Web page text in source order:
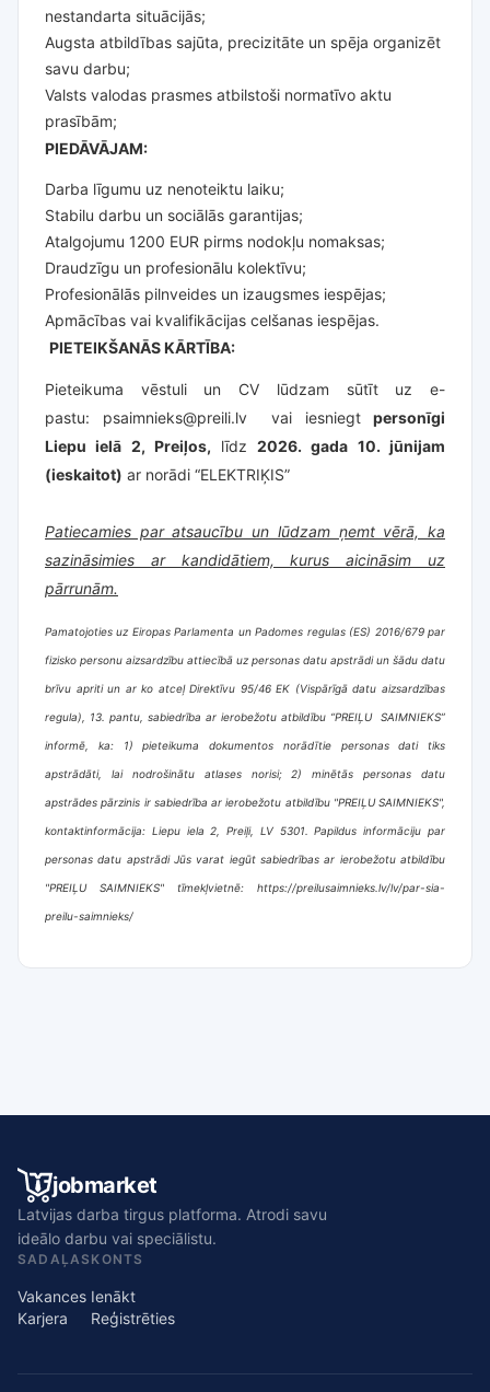
nestandarta situācijās;
Augsta atbildības sajūta, precizitāte un spēja organizēt
savu darbu;
Valsts valodas prasmes atbilstoši normatīvo aktu
prasībām;
PIEDĀVĀJAM:
Darba līgumu uz nenoteiktu laiku;
Stabilu darbu un sociālās garantijas;
Atalgojumu 1200 EUR pirms nodokļu nomaksas;
Draudzīgu un profesionālu kolektīvu;
Profesionālās pilnveides un izaugsmes iespējas;
Apmācības vai kvalifikācijas celšanas iespējas.
PIETEIKŠANĀS KĀRTĪBA:
Pieteikuma vēstuli un CV lūdzam sūtīt uz e-
pastu: psaimnieks@preili.lv vai iesniegt personīgi
Liepu ielā 2, Preiļos, līdz 2026. gada 10. jūnijam
(ieskaitot) ar norādi “ELEKTRIĶIS”
Patiecamies par atsaucību un lūdzam ņemt vērā, ka
sazināsimies ar kandidātiem, kurus aicināsim uz
pārrunām.
Pamatojoties uz Eiropas Parlamenta un Padomes regulas (ES) 2016/679 par
fizisko personu aizsardzību attiecībā uz personas datu apstrādi un šādu datu
brīvu apriti un ar ko atceļ Direktīvu 95/46 EK (Vispārīgā datu aizsardzības
regula), 13. pantu, sabiedrība ar ierobežotu atbildību “PREIĻU SAIMNIEKS”
informē, ka: 1) pieteikuma dokumentos norādītie personas dati tiks
apstrādāti, lai nodrošinātu atlases norisi; 2) minētās personas datu
apstrādes pārzinis ir sabiedrība ar ierobežotu atbildību "PREIĻU SAIMNIEKS",
kontaktinformācija: Liepu iela 2, Preiļi, LV 5301. Papildus informāciju par
personas datu apstrādi Jūs varat iegūt sabiedrības ar ierobežotu atbildību
"PREIĻU SAIMNIEKS" tīmekļvietnē: https://preilusaimnieks.lv/lv/par-sia-
preilu-saimnieks/
jobmarket
Latvijas darba tirgus platforma. Atrodi savu
ideālo darbu vai speciālistu.
SADAĻAS
Vakances
Karjera
KONTS
Ienākt
Reģistrēties